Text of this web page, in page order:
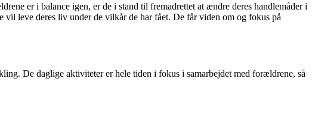
er i balance igen, er de i stand til fremadrettet at ændre deres handlemåder i
leve deres liv under de vilkår de har fået. De får viden om og fokus på
De daglige aktiviteter er hele tiden i fokus i samarbejdet med forældrene, så